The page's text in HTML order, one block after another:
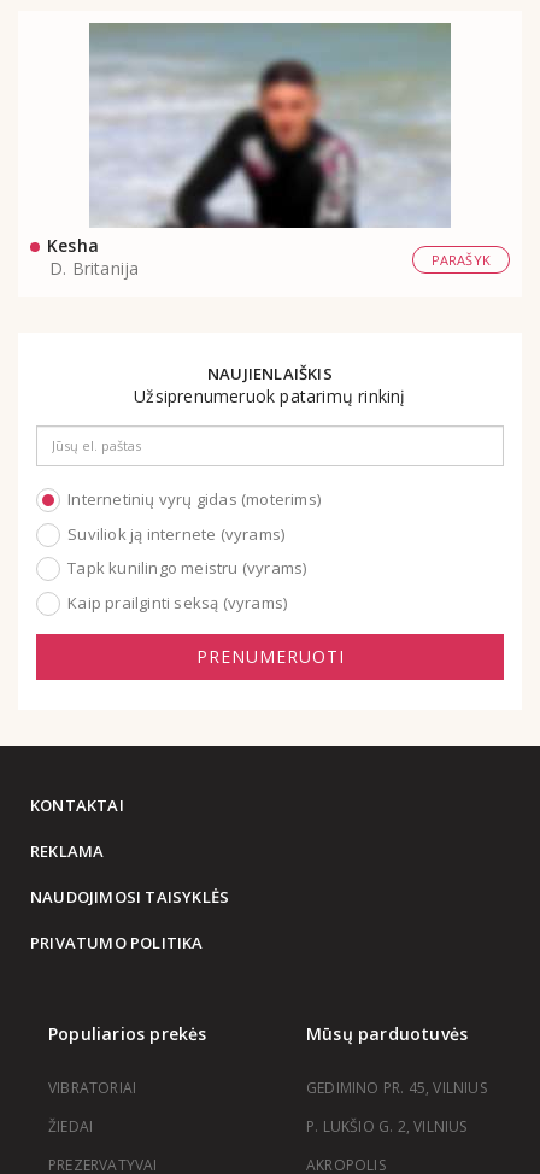
Kesha
D. Britanija
PARAŠYK
NAUJIENLAIŠKIS
Užsiprenumeruok patarimų rinkinį
Internetinių vyrų gidas (moterims)
Suviliok ją internete (vyrams)
Tapk kunilingo meistru (vyrams)
Kaip prailginti seksą (vyrams)
PRENUMERUOTI
KONTAKTAI
REKLAMA
NAUDOJIMOSI TAISYKLĖS
PRIVATUMO POLITIKA
Populiarios prekės
VIBRATORIAI
ŽIEDAI
PREZERVATYVAI
Mūsų parduotuvės
GEDIMINO PR. 45, VILNIUS
P. LUKŠIO G. 2, VILNIUS
AKROPOLIS